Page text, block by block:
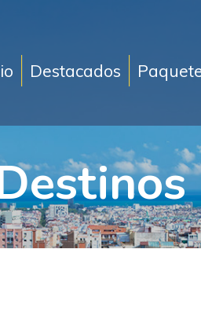
Destacados